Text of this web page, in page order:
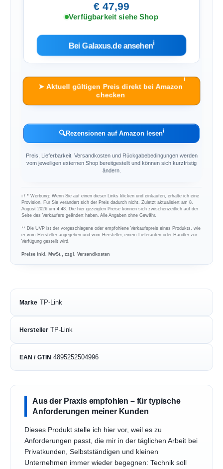
€ 47,99
Verfügbarkeit siehe Shop
Bei Galaxus.de ansehenℹ︎
➤ Aktuell gültigen Preis direkt bei Amazon
checken
ℹ︎
🔍Rezensionen auf Amazon lesenℹ︎
Preis, Lieferbarkeit, Versandkosten und Rückgabebedingungen werden
vom jeweiligen externen Shop bereitgestellt und können sich kurzfristig
ändern.
ℹ︎ / * Werbung: Wenn Sie auf einen dieser Links klicken und einkaufen, erhalte ich eine
Provision. Für Sie verändert sich der Preis dadurch nicht. Zuletzt aktualisiert am 8.
August 2026 um 4:48. Die hier gezeigten Preise können sich zwischenzeitlich auf der
Seite des Verkäufers geändert haben. Alle Angaben ohne Gewähr.
** Die UVP ist der vorgeschlagene oder empfohlene Verkaufspreis eines Produkts, wie
er vom Hersteller angegeben und vom Hersteller, einem Lieferanten oder Händler zur
Verfügung gestellt wird.
Preise inkl. MwSt., zzgl. Versandkosten
Marke TP-Link
Hersteller TP-Link
EAN / GTIN 4895252504996
Aus der Praxis empfohlen – für typische
Anforderungen meiner Kunden
Dieses Produkt stelle ich hier vor, weil es zu
Anforderungen passt, die mir in der täglichen Arbeit bei
Privatkunden, Selbstständigen und kleinen
Unternehmen immer wieder begegnen: Technik soll